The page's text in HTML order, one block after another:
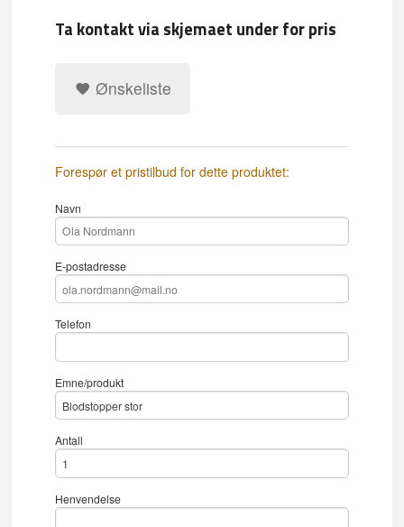
Ta kontakt via skjemaet under for pris
Ønskeliste
Forespør et pristilbud for dette produktet:
Navn
E-postadresse
Telefon
Emne/produkt
Antall
Henvendelse